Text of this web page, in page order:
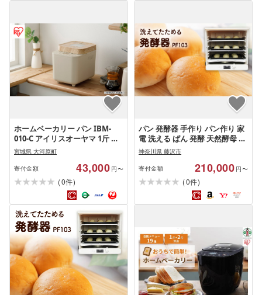
ホームベーカリー パン IBM-
010-C アイリスオーヤマ 1斤 ミ
トン付き おしゃれ コンパクト
ホームベーカリー パン焼き器
ふんわり食パン ブレッド ベー
カリー ジャム こねる 焼く 醗酵
全粒粉パン 米粉パン対応 サン
ドベージュ 食欲の秋特集
宮城県 大河原町
寄付金額 43,000 円〜
(0件)
パン 発酵器 手作り パン作り 家
電 洗える ぱん 発酵 天然酵母 電
流 温度 ヒューズ温度監視 シス
テム オート 機能 搭載 電気 かで
ん 家電製品 製品 日用品 食べ物
以外 電化製品 コンパクト 家電
キッチン キッチン家電 ホーム
ベーカリー 発酵調理 調理器 調
神奈川県 藤沢市
寄付金額 210,000 円〜
(0件)